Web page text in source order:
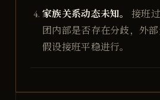
家族关系动态未知。
接班
团内部是否存在分歧，外
假设接班平稳进行。